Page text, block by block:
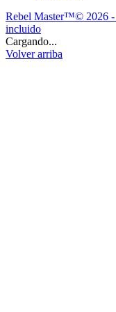
Rebel Master™© 2026 -
incluido
Cargando...
Volver arriba